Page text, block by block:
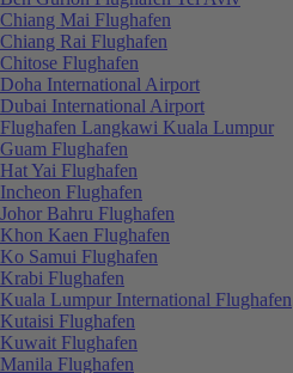
Chiang Mai Flughafen
Chiang Rai Flughafen
Chitose Flughafen
Doha International Airport
Dubai International Airport
Flughafen Langkawi Kuala Lumpur
Guam Flughafen
Hat Yai Flughafen
Incheon Flughafen
Johor Bahru Flughafen
Khon Kaen Flughafen
Ko Samui Flughafen
Krabi Flughafen
Kuala Lumpur International Flughafen
Kutaisi Flughafen
Kuwait Flughafen
Manila Flughafen